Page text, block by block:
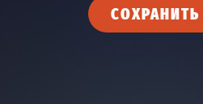
СОХРАНИТЬ